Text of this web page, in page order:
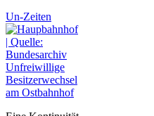
Un-Zeiten
Unfreiwillige
Besitzerwechsel
am Ostbahnhof